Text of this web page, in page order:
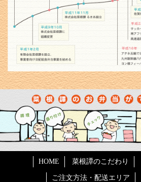
HOME 菜根譚のこだわり
ご注文方法・配送エリア